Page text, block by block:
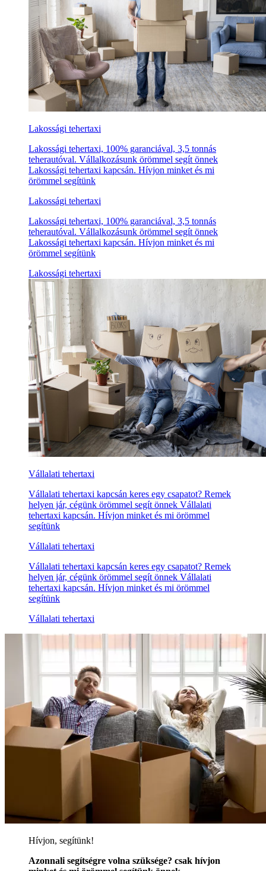
Lakossági tehertaxi
Lakossági tehertaxi, 100% garanciával, 3,5 tonnás
teherautóval. Vállalkozásunk örömmel segít önnek
Lakossági tehertaxi kapcsán. Hívjon minket és mi
örömmel segítünk
Lakossági tehertaxi
Lakossági tehertaxi, 100% garanciával, 3,5 tonnás
teherautóval. Vállalkozásunk örömmel segít önnek
Lakossági tehertaxi kapcsán. Hívjon minket és mi
örömmel segítünk
Lakossági tehertaxi
Vállalati tehertaxi
Vállalati tehertaxi kapcsán keres egy csapatot? Remek
helyen jár, cégünk örömmel segít önnek Vállalati
tehertaxi kapcsán. Hívjon minket és mi örömmel
segítünk
Vállalati tehertaxi
Vállalati tehertaxi kapcsán keres egy csapatot? Remek
helyen jár, cégünk örömmel segít önnek Vállalati
tehertaxi kapcsán. Hívjon minket és mi örömmel
segítünk
Vállalati tehertaxi
Hívjon, segítünk!
Azonnali segítségre volna szüksége? csak hívjon